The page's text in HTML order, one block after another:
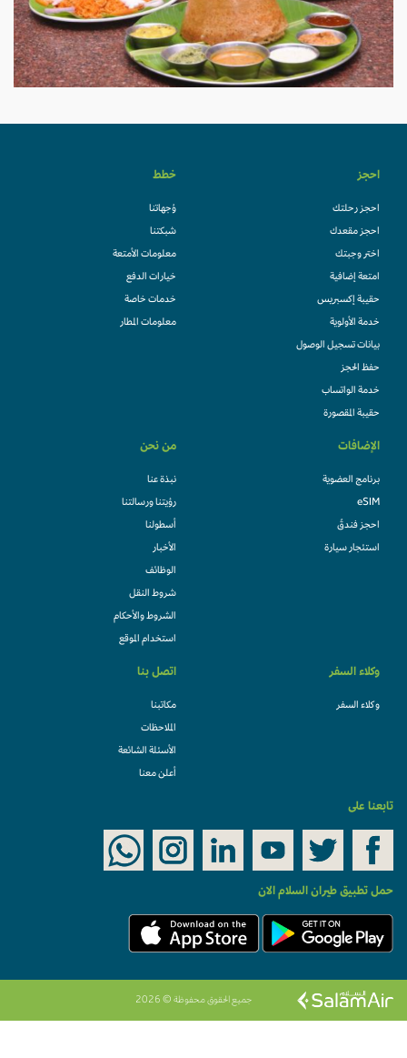
احجز
احجز رحلتك
احجز مقعدك
اختر وجبتك
امتعة إضافية
حقيبة إكسبريس
خدمة الأولوية
بيانات تسجيل الوصول
حفظ الحجز
خدمة الواتساب
حقيبة المقصورة
خطط
وُجهاتنا
شبكتنا
معلومات الأمتعة
خيارات الدفع
خدمات خاصة
معلومات المطار
الإضافات
برنامج العضوية
eSIM
احجز فندقً
استئجار سيارة
من نحن
نبذة عنا
رؤيتنا ورسالتنا
أسطولنا
الأخبار
الوظائف
شروط النقل
الشروط والأحكام
استخدام الموقع
وكلاء السفر
وكلاء السفر
اتصل بنا
مكاتبنا
الملاحظات
الأسئلة الشائعة
أعلن معنا
تابعنا على
حمل تطبيق طيران السلام الان
جميع الحقوق محفوظة © 2026